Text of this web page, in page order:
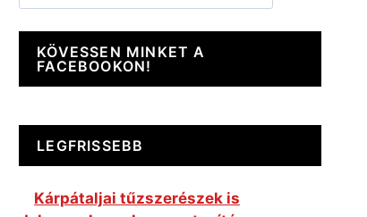
KÖVESSEN MINKET A
FACEBOOKON!
LEGFRISSEBB
Kárpátaljai tűzszerészek is